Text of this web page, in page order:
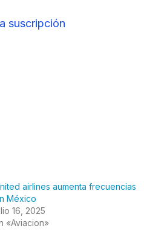
suscripción
airlines aumenta frecuencias
México
16, 2025
«Aviacion»